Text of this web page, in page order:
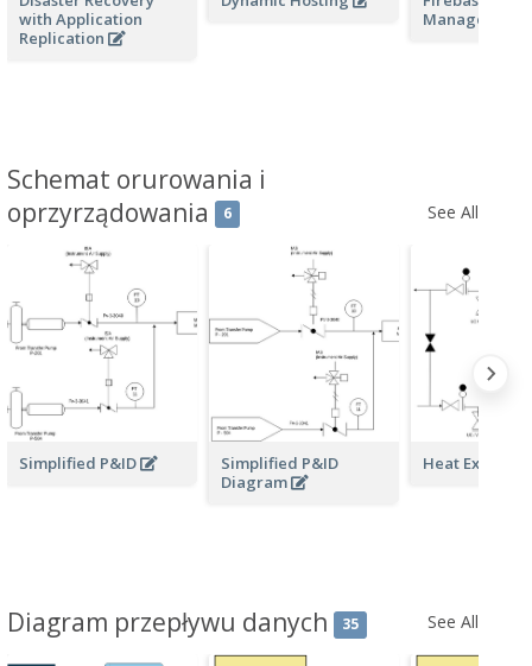
with Application
Replication
Managed
Schemat orurowania i
oprzyrządowania
6 See All
Simplified P&ID
Simplified P&ID
Diagram
Heat
Diagram przepływu danych 35 See All